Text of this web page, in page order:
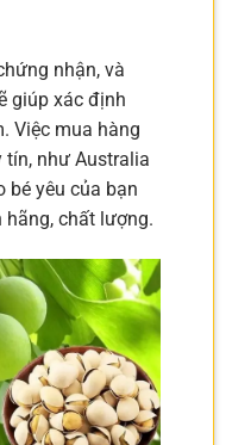
nhận, và
giúp xác định
Việc mua hàng
như Australia
bé yêu của bạn
chất lượng.